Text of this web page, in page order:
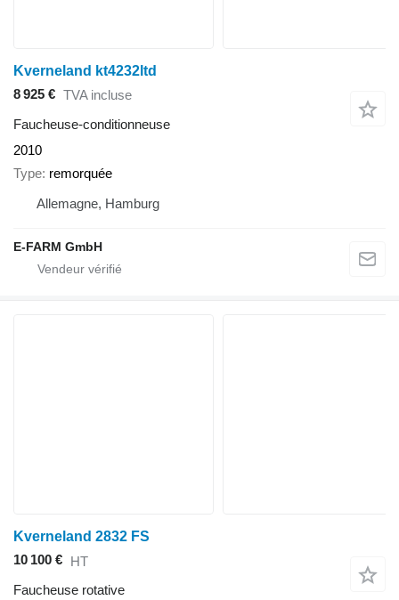
Kverneland kt4232ltd
8 925 € TVA incluse
Faucheuse-conditionneuse
2010
Type remorquée
Allemagne, Hamburg
E-FARM GmbH
Kverneland 2832 FS
10 100 € HT
Faucheuse rotative